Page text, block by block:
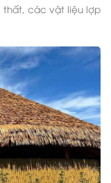
thất, các vật liệu lợp